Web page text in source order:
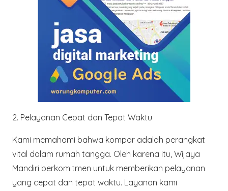
2. Pelayanan Cepat dan Tepat Waktu
Kami memahami bahwa kompor adalah perangkat
vital dalam rumah tangga. Oleh karena itu, Wijaya
Mandiri berkomitmen untuk memberikan pelayanan
yang cepat dan tepat waktu. Layanan kami